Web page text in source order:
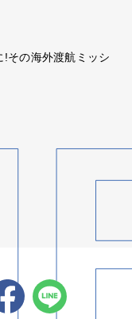
!その海外渡航ミッシ